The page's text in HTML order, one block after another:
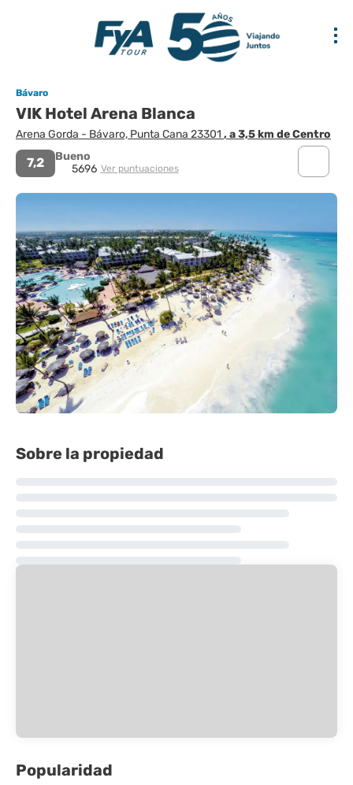
Bávaro
VIK Hotel Arena Blanca
Arena Gorda - Bávaro, Punta Cana 23301 , a 3,5 km de Centro
7,2
Bueno
5696 Ver puntuaciones
Sobre la propiedad
Popularidad